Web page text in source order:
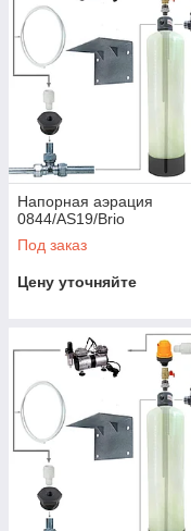
Напорная аэрация
0844/AS19/Brio
Под заказ
Цену уточняйте